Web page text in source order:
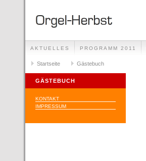
AKTUELLES PROGRAMM 2011
Startseite Gästebuch
GÄSTEBUCH
KONTAKT
IMPRESSUM